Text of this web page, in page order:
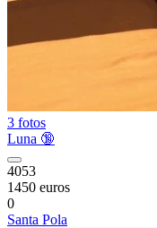
3 fotos
Luna 🔞
4053
1450 euros
0
Santa Pola